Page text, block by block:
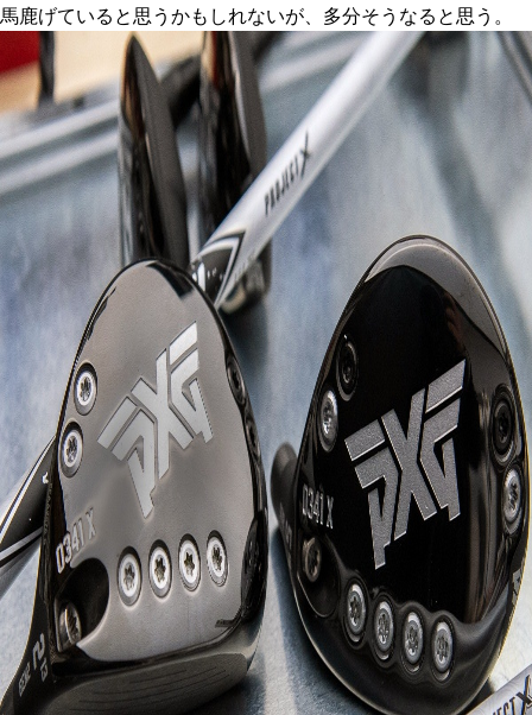
馬鹿げていると思うかもしれないが、多分そうなると思う。